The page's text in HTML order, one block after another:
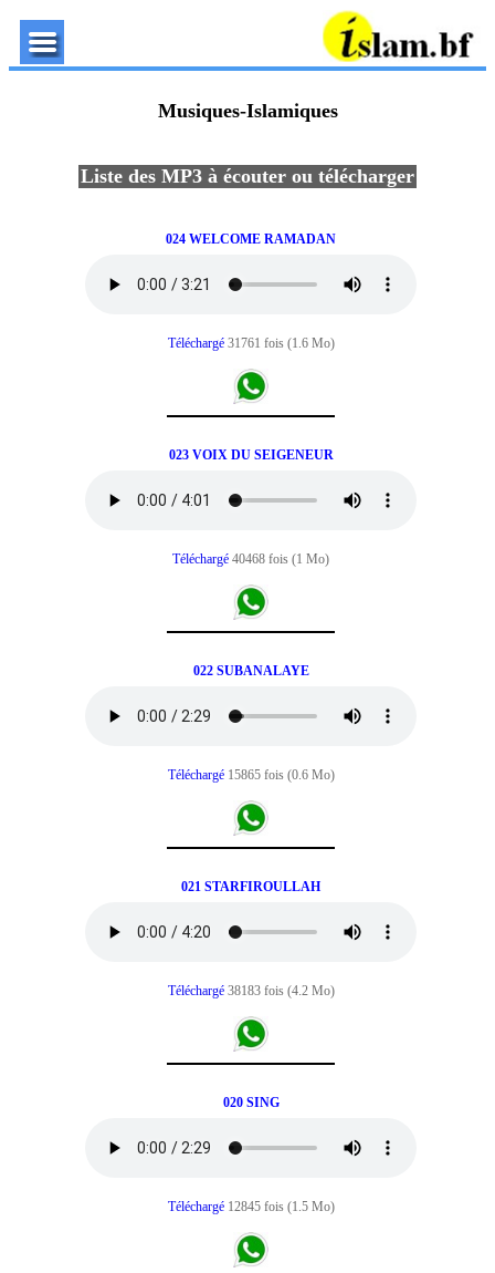
Musiques-Islamiques
Liste des MP3 à écouter ou télécharger
024 WELCOME RAMADAN
Téléchargé 31761 fois (1.6 Mo)
023 VOIX DU SEIGENEUR
Téléchargé 40468 fois (1 Mo)
022 SUBANALAYE
Téléchargé 15865 fois (0.6 Mo)
021 STARFIROULLAH
Téléchargé 38183 fois (4.2 Mo)
020 SING
Téléchargé 12845 fois (1.5 Mo)